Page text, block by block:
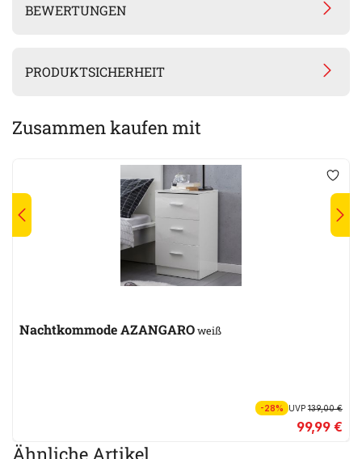
BEWERTUNGEN
PRODUKTSICHERHEIT
Zusammen kaufen mit
Nachtkommode AZANGAROweiß
-28% UVP139,00 €
99,99 €
Ähnliche Artikel